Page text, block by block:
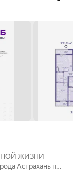
Астрахань по